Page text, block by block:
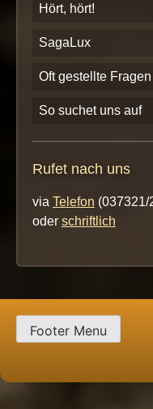
Hört, hört!
SagaLux
Oft gestellte Fragen
So suchet uns auf
Rufet nach uns
via Telefon (037321/
oder schriftlich
Footer Menu